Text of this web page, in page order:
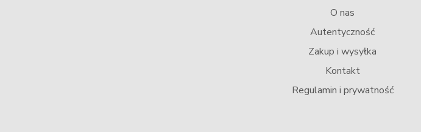
O nas
Autentyczność
Zakup i wysyłka
Kontakt
Regulamin i prywatność